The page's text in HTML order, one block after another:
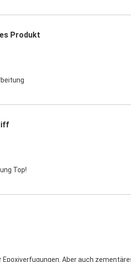
Produkt
Top!
Epoxiverfugungen. Aber auch